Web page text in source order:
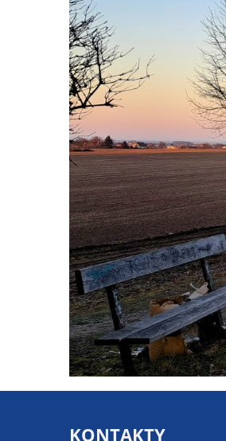
KONTAKTY